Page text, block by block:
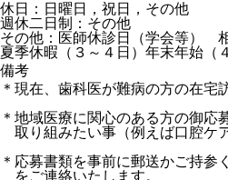
休日：日曜日，祝日，その他
週休二日制：その他
その他：医師休診日（学会等）
夏季休暇（３～４日）年末年始（
備考
＊現在、歯科医が難病の方の在
＊地域医療に関心のある方の御応
取り組みたい事（例えば口腔ケ
＊応募書類を事前に郵送かご持参
をご連絡いたします。